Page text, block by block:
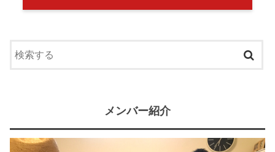
メンバー紹介